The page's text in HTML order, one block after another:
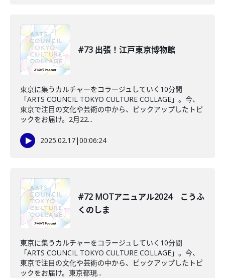
#73 出張！江戸東京博物館
東京に集うカルチャーをコラージュしていく10分間
「ARTS COUNCIL TOKYO CULTURE COLLAGE」。今、
東京で注目の文化や芸術の中から、ピックアップしたトピ
ックをお届け。2月22...
2025.02.17|00:06:24
#72 MOTアニュアル2024 こうふ
くのしま
東京に集うカルチャーをコラージュしていく10分間
「ARTS COUNCIL TOKYO CULTURE COLLAGE」。今、
東京で注目の文化や芸術の中から、ピックアップしたトピ
ックをお届け。東京都現...